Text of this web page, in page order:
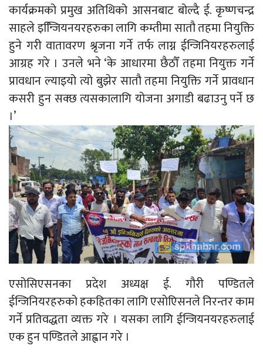
कार्यक्रमको प्रमुख अतिथिको आसनबाट बोल्दै ई. कृष्णचन्द्र
साहले इन्जिियनयरहरुका लागि कम्तीमा सातौ तहमा नियुक्ति
हुने गरी वातावरण श्रृजना गर्ने तर्फ लाग्न ईन्जिनियरहरुलाई
आग्रह गरे । उनले भने ‘के आधारमा छैठौँ तहमा नियुक्त गर्ने
प्रावधान ल्याइयो त्यो बुझेर सातौ तहमा नियुक्ति गर्ने प्रावधान
कसरी हुन सक्छ त्यसकालागि योजना अगाडी बढाउनु पर्ने छ
।’
एसोसिएसनका प्रदेश अध्यक्ष ई. गौरी पण्डितले
ईन्जिनियरहरुको हकहितका लागि एसोएिसनले निरन्तर काम
गर्ने प्रतिवद्धता व्यक्त गरे । यसका लागि ईन्जियनयरहरुलाई
एक हुन पण्डितले आह्वान गरे ।